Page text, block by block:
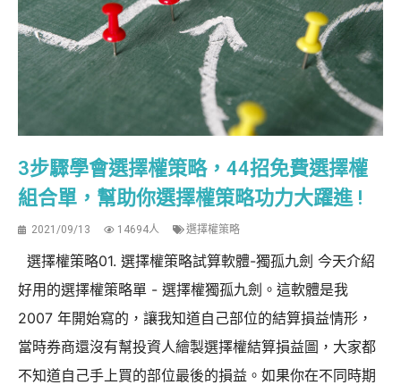
3步驟學會選擇權策略，44招免費選擇權
組合單，幫助你選擇權策略功力大躍進 !
2021/09/13 14694人 選擇權策略
選擇權策略01. 選擇權策略試算軟體-獨孤九劍 今天介紹
好用的選擇權策略單 - 選擇權獨孤九劍。這軟體是我
2007 年開始寫的，讓我知道自己部位的結算損益情形，
當時券商還沒有幫投資人繪製選擇權結算損益圖，大家都
不知道自己手上買的部位最後的損益。如果你在不同時期